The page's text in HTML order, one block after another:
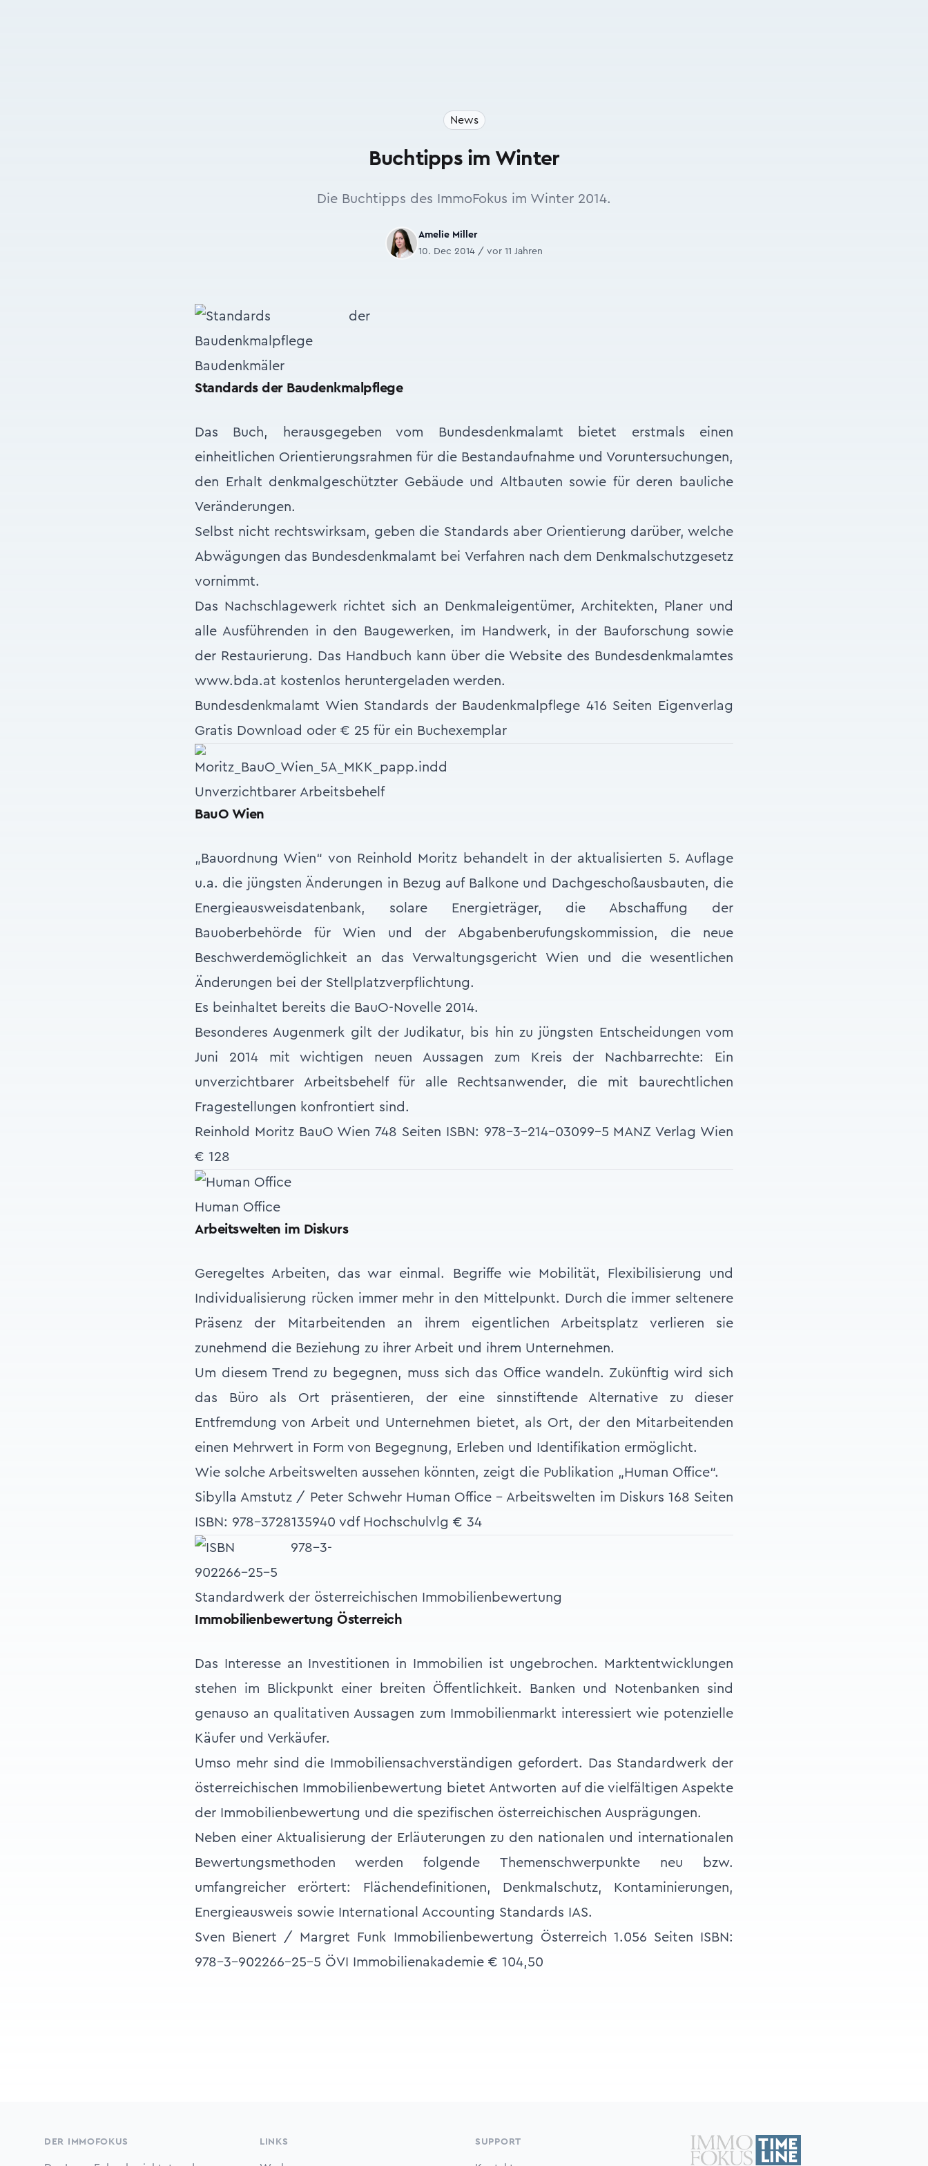
News
Buchtipps im Winter
Die Buchtipps des ImmoFokus im Winter 2014.
Amelie Miller
10. Dec 2014 / vor 11 Jahren
Baudenkmäler
Standards der Baudenkmalpflege
Das Buch, herausgegeben vom Bundesdenkmalamt bietet erstmals einen
einheitlichen Orientierungsrahmen für die Bestandaufnahme und Voruntersuchungen,
den Erhalt denkmalgeschützter Gebäude und Altbauten sowie für deren bauliche
Veränderungen.
Selbst nicht rechtswirksam, geben die Standards aber Orientierung darüber, welche
Abwägungen das Bundesdenkmalamt bei Verfahren nach dem Denkmalschutzgesetz
vornimmt.
Das Nachschlagewerk richtet sich an Denkmaleigentümer, Architekten, Planer und
alle Ausführenden in den Baugewerken, im Handwerk, in der Bauforschung sowie
der Restaurierung. Das Handbuch kann über die Website des Bundesdenkmalamtes
www.bda.at kostenlos heruntergeladen werden.
Bundesdenkmalamt Wien Standards der Baudenkmalpflege 416 Seiten Eigenverlag
Gratis Download oder € 25 für ein Buchexemplar
Unverzichtbarer Arbeitsbehelf
BauO Wien
„Bauordnung Wien“ von Reinhold Moritz behandelt in der aktualisierten 5. Auflage
u.a. die jüngsten Änderungen in Bezug auf Balkone und Dachgeschoßausbauten, die
Energieausweisdatenbank, solare Energieträger, die Abschaffung der
Bauoberbehörde für Wien und der Abgabenberufungskommission, die neue
Beschwerdemöglichkeit an das Verwaltungsgericht Wien und die wesentlichen
Änderungen bei der Stellplatzverpflichtung.
Es beinhaltet bereits die BauO-Novelle 2014.
Besonderes Augenmerk gilt der Judikatur, bis hin zu jüngsten Entscheidungen vom
Juni 2014 mit wichtigen neuen Aussagen zum Kreis der Nachbarrechte: Ein
unverzichtbarer Arbeitsbehelf für alle Rechtsanwender, die mit baurechtlichen
Fragestellungen konfrontiert sind.
Reinhold Moritz BauO Wien 748 Seiten ISBN: 978-3-214-03099-5 MANZ Verlag Wien
€ 128
Human Office
Arbeitswelten im Diskurs
Geregeltes Arbeiten, das war einmal. Begriffe wie Mobilität, Flexibilisierung und
Individualisierung rücken immer mehr in den Mittelpunkt. Durch die immer seltenere
Präsenz der Mitarbeitenden an ihrem eigentlichen Arbeitsplatz verlieren sie
zunehmend die Beziehung zu ihrer Arbeit und ihrem Unternehmen.
Um diesem Trend zu begegnen, muss sich das Office wandeln. Zukünftig wird sich
das Büro als Ort präsentieren, der eine sinnstiftende Alternative zu dieser
Entfremdung von Arbeit und Unternehmen bietet, als Ort, der den Mitarbeitenden
einen Mehrwert in Form von Begegnung, Erleben und Identifikation ermöglicht.
Wie solche Arbeitswelten aussehen könnten, zeigt die Publikation „Human Office“.
Sibylla Amstutz / Peter Schwehr Human Office – Arbeitswelten im Diskurs 168 Seiten
ISBN: 978-3728135940 vdf Hochschulvlg € 34
Standardwerk der österreichischen Immobilienbewertung
Immobilienbewertung Österreich
Das Interesse an Investitionen in Immobilien ist ungebrochen. Marktentwicklungen
stehen im Blickpunkt einer breiten Öffentlichkeit. Banken und Notenbanken sind
genauso an qualitativen Aussagen zum Immobilienmarkt interessiert wie potenzielle
Käufer und Verkäufer.
Umso mehr sind die Immobiliensachverständigen gefordert. Das Standardwerk der
österreichischen Immobilienbewertung bietet Antworten auf die vielfältigen Aspekte
der Immobilienbewertung und die spezifischen österreichischen Ausprägungen.
Neben einer Aktualisierung der Erläuterungen zu den nationalen und internationalen
Bewertungsmethoden werden folgende Themenschwerpunkte neu bzw.
umfangreicher erörtert: Flächendefinitionen, Denkmalschutz, Kontaminierungen,
Energieausweis sowie International Accounting Standards IAS.
Sven Bienert / Margret Funk Immobilienbewertung Österreich 1.056 Seiten ISBN:
978-3-902266-25-5 ÖVI Immobilienakademie € 104,50
DER IMMOFOKUS LINKS SUPPORT